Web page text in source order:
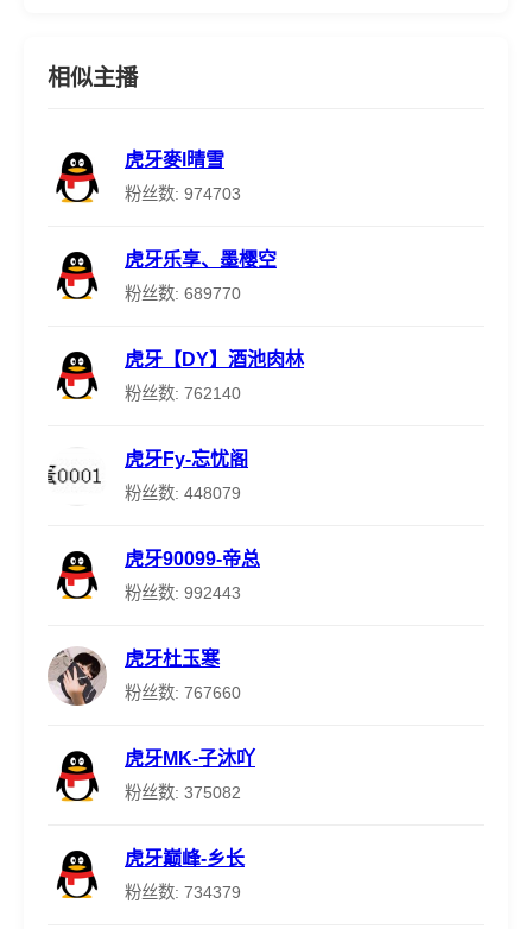
相似主播
虎牙麥l晴雪
粉丝数: 974703
虎牙乐享、墨樱空
粉丝数: 689770
虎牙【DY】酒池肉林
粉丝数: 762140
虎牙Fy-忘忧阁
粉丝数: 448079
虎牙90099-帝总
粉丝数: 992443
虎牙杜玉寒
粉丝数: 767660
虎牙MK-子沐吖
粉丝数: 375082
虎牙巅峰-乡长
粉丝数: 734379